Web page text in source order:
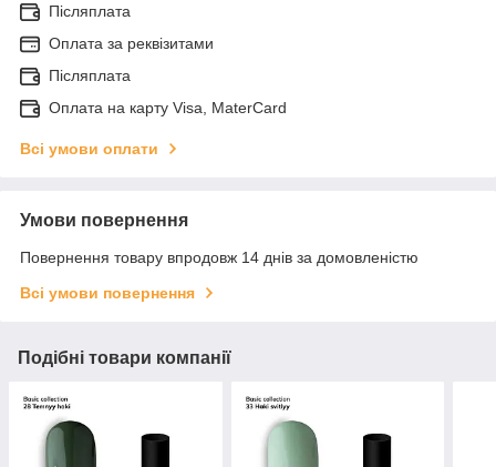
Післяплата
Оплата за реквізитами
Післяплата
Оплата на карту Visa, MaterCard
Всі умови оплати
Умови повернення
Повернення товару впродовж 14 днів за домовленістю
Всі умови повернення
Подібні товари компанії